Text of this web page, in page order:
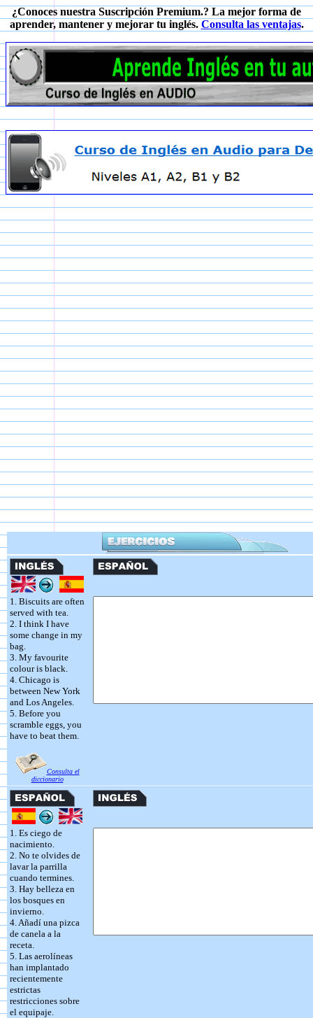
¿Conoces nuestra Suscripción Premium.? La mejor forma de
aprender, mantener y mejorar tu inglés. Consulta las ventajas.
1. Biscuits are often
served with tea.
2. I think I have
some change in my
bag.
3. My favourite
colour is black.
4. Chicago is
between New York
and Los Angeles.
5. Before you
scramble eggs, you
have to beat them.
Consulta el
diccionario
1. Es ciego de
nacimiento.
2. No te olvides de
lavar la parrilla
cuando termines.
3. Hay belleza en
los bosques en
invierno.
4. Añadí una pizca
de canela a la
receta.
5. Las aerolíneas
han implantado
recientemente
estrictas
restricciones sobre
el equipaje.